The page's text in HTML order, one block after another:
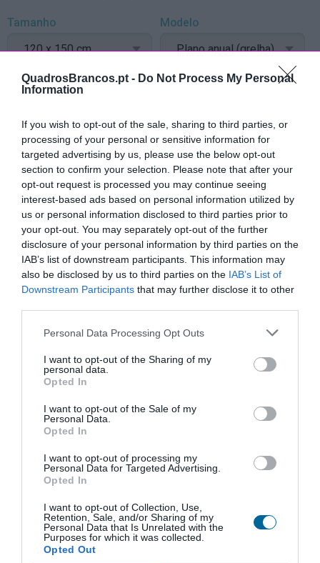
QuadrosBrancos.pt - Do Not Process My Personal
Information
If you wish to opt-out of the sale, sharing to third parties, or
processing of your personal or sensitive information for
targeted advertising by us, please use the below opt-out
section to confirm your selection. Please note that after your
opt-out request is processed you may continue seeing
interest-based ads based on personal information utilized by
us or personal information disclosed to third parties prior to
your opt-out. You may separately opt-out of the further
disclosure of your personal information by third parties on the
IAB’s list of downstream participants. This information may
also be disclosed by us to third parties on the IAB’s List of
Downstream Participants that may further disclose it to other
Personal Data Processing Opt Outs
I want to opt-out of the Sharing of my
personal data.
Opted In
I want to opt-out of the Sale of my
Personal Data.
Opted In
I want to opt-out of processing my
Personal Data for Targeted Advertising.
Opted In
I want to opt-out of Collection, Use,
Retention, Sale, and/or Sharing of my
Personal Data that Is Unrelated with the
Purposes for which it was collected.
Opted Out
Tamanho Modelo
Moldura
cinza
lacado branco
lacado preto
moldura pinho natural 3cm
4 marcadores e apagador
porta marcadores magnét.
10 magnetos 25mm
Quadro pers. Plano anual (grelha) 120x150cm
198,67 €
Medida total, incluindo moldura: 122.5 x 150 cm
clicando em "Comprar" e escolhendo a zona no carrinho de compras.
Inclui
- Porta-marcadores para canetas e apagador
ou com moldura em lacado preto, madeira ou 7mm)
- Acessórios de fixação à parede
- Pack 4 Marcadores Artline 500A (preto, azul,
vermelho e verde) + 1 Apagador magnético
- Pack 10 Magnetos de 25mm (em 5 cores)
- Porta marcadores magnético